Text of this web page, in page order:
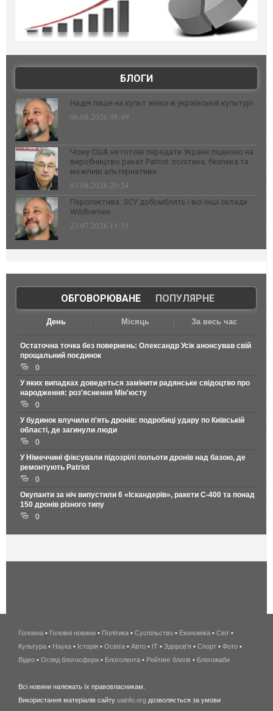
БЛОГИ
Надія лише на культ жінки в українській культурі
06.08.2026 08:49
Чому США не готові передати Україні ліцензію на
виробництво ракет Patriot: політика, безпека та
можливі альтернативи
03.08.2026 20:24
Перспектива: ЗСУ добомблять і всі інші склади
Wildberries
23.07.2026 11:31
ОБГОВОРЮВАНЕ| ПОПУЛЯРНЕ
День Місяць За весь час
Остаточна точка без повернень: Олександр Усік анонсував свій
прощальний поєдинок
0
У яких випадках доведеться замінити радянське свідоцтво про
народження: роз'яснення Мін'юсту
0
У будинок влучили п'ять дронів: подробиці удару по Київській
області, де загинули люди
0
У Німеччині фіксували підозрілі польоти дронів над базою, де
ремонтують Patriot
0
Окупанти за ніч випустили 6 «Іскандерів», ракети С-400 та понад
150 дронів різного типу
0
беспроводной
интернет
киев
wimax
Головна • Головні новини • Політика • Суспільство • Економіка • Світ •
Культура • Наука • Історія • Освіта • Авто • IT • Здоров'я • Спорт • Фото •
Відео • Огляд блогосфери • Блоголента • Рейтинг блогів • Блогожаби
Всі новини належать їх правовласникам.
Використання матеріалів сайту uainfo.org дозволяється за умови